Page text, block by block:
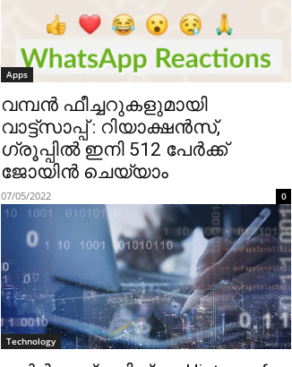
Apps
വമ്പൻ ഫീച്ചറുകളുമായി
വാട്ട്സാപ്പ് : റിയാക്ഷൻസ്,
ഗ്രൂപ്പിൽ ഇനി 512 പേർക്ക്
ജോയിൻ ചെയ്യാം
07/05/2022 0
Technology